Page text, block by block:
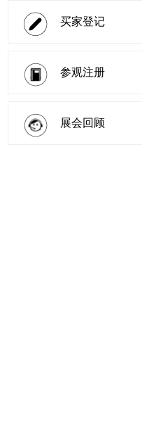
买家登记
参观注册
展会回顾